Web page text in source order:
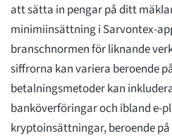
att sätta in pengar på ditt
minimiinsättning i Sarvontex-
branschnormen för liknande
siffrorna kan variera beroende
betalningsmetoder kan
banköverföringar och ibland e-
kryptoinsättningar, beroende